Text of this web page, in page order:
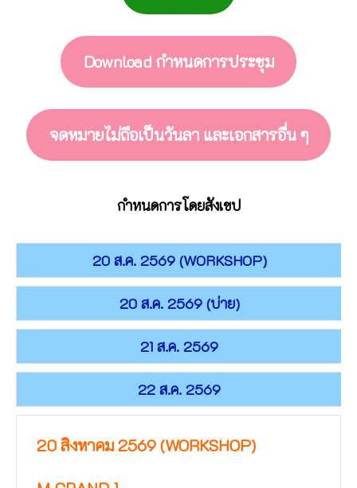
Download กำหนดการประชุม
จดหมายไม่ถือเป็นวันลา และเอกสารอื่น ๆ
กำหนดการโดยสังเขป
20 ส.ค. 2569 (WORKSHOP)
20 ส.ค. 2569 (บ่าย)
21 ส.ค. 2569
22 ส.ค. 2569
20 สิงหาคม 2569 (WORKSHOP)